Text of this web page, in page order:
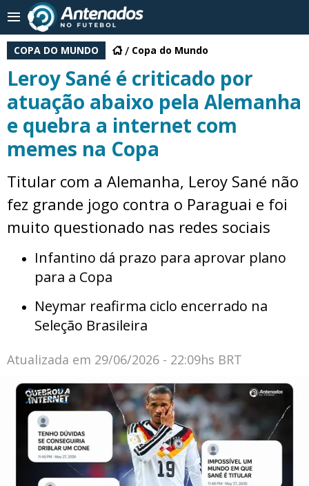
COPA DO MUNDO Copa do Mundo
Leroy Sané é criticado por
atuação abaixo pela Alemanha
e quebra a internet com
memes na Copa
Titular com a Alemanha, Leroy Sané não
fez grande jogo contra o Paraguai e foi
muito questionado nas redes sociais
Infantino dá prazo para aprovar plano
para a Copa
Neymar reafirma ciclo encerrado na
Seleção Brasileira
Atualizada em 29/06/2026 - 22:09hs BRT